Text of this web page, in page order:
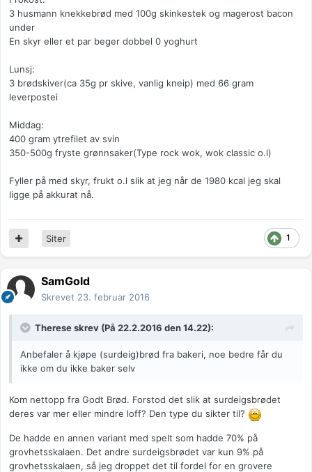
3 husmann knekkebrød med 100g skinkestek og magerost bacon
under
En skyr eller et par beger dobbel 0 yoghurt
Lunsj:
3 brødskiver(ca 35g pr skive, vanlig kneip) med 66 gram
leverpostei
Middag:
400 gram ytrefilet av svin
350-500g fryste grønnsaker(Type rock wok, wok classic o.l)
Fyller på med skyr, frukt o.l slik at jeg når de 1980 kcal jeg skal
ligge på akkurat nå.
1
Siter
SamGold
Skrevet 23. februar 2016
Thereseskrev (På 22.2.2016 den 14.22):
Anbefaler å kjøpe (surdeig)brød fra bakeri, noe bedre får du
ikke om du ikke baker selv
Kom nettopp fra Godt Brød. Forstod det slik at surdeigsbrødet
deres var mer eller mindre loff? Den type du sikter til?
De hadde en annen variant med spelt som hadde 70% på
grovhetsskalaen. Det andre surdeigsbrødet var kun 9% på
grovhetsskalaen, så jeg droppet det til fordel for en grovere